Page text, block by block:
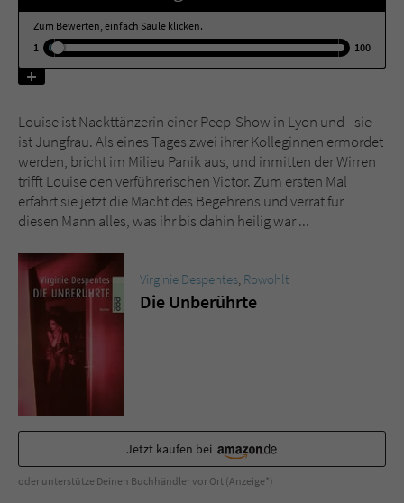
Zum Bewerten, einfach Säule klicken.
1
100
Louise ist Nackttänzerin einer Peep-Show in Lyon und - sie
ist Jungfrau. Als eines Tages zwei ihrer Kolleginnen ermordet
werden, bricht im Milieu Panik aus, und inmitten der Wirren
trifft Louise den verführerischen Victor. Zum ersten Mal
erfährt sie jetzt die Macht des Begehrens und verrät für
diesen Mann alles, was ihr bis dahin heilig war ...
Virginie Despentes Rowohlt
Die Unberührte
Jetzt kaufen bei
oder unterstütze Deinen Buchhändler vor Ort (Anzeige*)
Name tx_pwcomments_ahash
Anbieter
Laufzeit 1 Jahr
Zweck Cookie für Kommentare einzelner Buchtitel
Name fe_typo_user
Anbieter
Laufzeit Session
überprüfen.